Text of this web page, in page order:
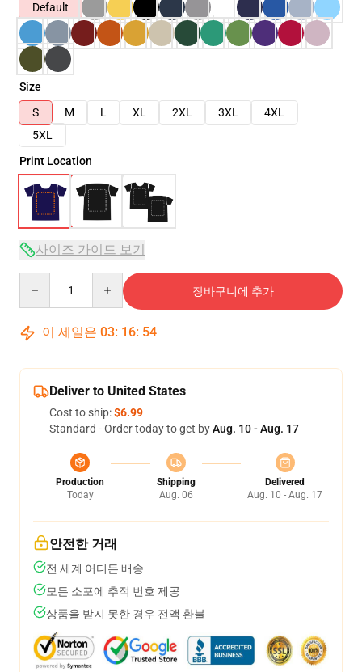
Default
Size
S
M L XL 2XL 3XL
4XL
5XL
Print Location
사이즈 가이드 보기
장바구니에 추가
이 세일은 03: 16: 53
Deliver to United States
Cost to ship:$6.99
Standard - Order today to get byAug. 10 - Aug. 17
Production
Today
Shipping
Aug. 06
Delivered
Aug. 10 - Aug. 17
안전한 거래
전 세계 어디든 배송
모든 소포에 추적 번호 제공
상품을 받지 못한 경우 전액 환불